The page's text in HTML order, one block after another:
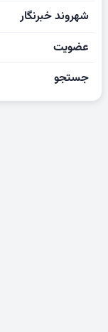
شهروند خبرنگار
عضویت
جستجو